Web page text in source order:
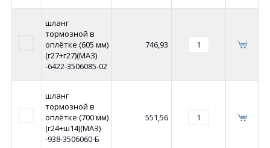
шланг
тормозной в
оплётке (605 мм)
(г27+г27)(МАЗ)
-6422-3506085-02
746,93
шланг
тормозной в
оплётке (700 мм)
(г24+ш14)(МАЗ)
-938-3506060-Б
551,56